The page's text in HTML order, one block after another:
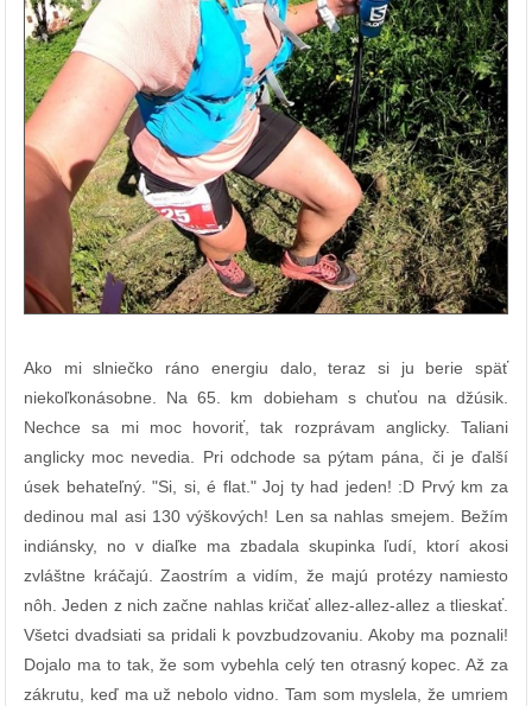
Ako mi slniečko ráno energiu dalo, teraz si ju berie späť
niekoľkonásobne. Na 65. km dobieham s chuťou na džúsik.
Nechce sa mi moc hovoriť, tak rozprávam anglicky. Taliani
anglicky moc nevedia. Pri odchode sa pýtam pána, či je ďalší
úsek behateľný. "Si, si, é flat." Joj ty had jeden! :D Prvý km za
dedinou mal asi 130 výškových! Len sa nahlas smejem. Bežím
indiánsky, no v diaľke ma zbadala skupinka ľudí, ktorí akosi
zvláštne kráčajú. Zaostrím a vidím, že majú protézy namiesto
nôh. Jeden z nich začne nahlas kričať allez-allez-allez a tlieskať.
Všetci dvadsiati sa pridali k povzbudzovaniu. Akoby ma poznali!
Dojalo ma to tak, že som vybehla celý ten otrasný kopec. Až za
zákrutu, keď ma už nebolo vidno. Tam som myslela, že umriem